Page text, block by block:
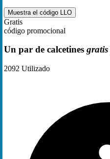
Muestra el código LLO
Gratis
código promocional
Un par de calcetines gratis
2092 Utilizado